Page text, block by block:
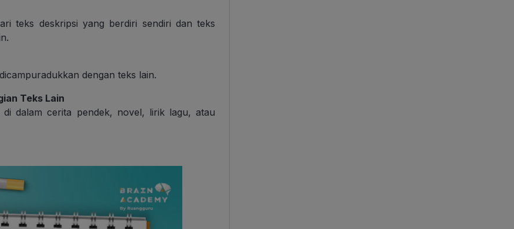
teks deskripsi yang berdiri sendiri dan teks
dengan teks lain.
Teks Lain
dalam cerita pendek, novel, lirik lagu, atau